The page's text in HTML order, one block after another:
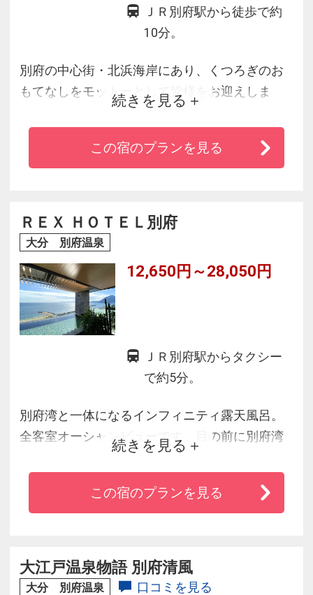
ＪＲ別府駅から徒歩で約
10分。
別府の中心街・北浜海岸にあり、くつろぎのお
もてなしをモットーとして皆様をお迎えしま
す。スパビーチに徒歩３分、駅に港に繁華街に
も近く大変便利です。落ち着いた広いロビーと
楽しいムードをつくってくれる客室、豪華な大
を用いた料理を提供しております。館内車イス
での移動が可能です。
続きを見る
この宿のプランを見る
ＲＥＸ ＨＯＴＥＬ別府
大分 別府温泉
12,650円～28,050円
ＪＲ別府駅からタクシー
で約5分。
別府湾と一体になるインフィニティ露天風呂。
全客室オーシャンビューです。目の前に別府湾
続きを見る
この宿のプランを見る
大江戸温泉物語 別府清風
大分 別府温泉 口コミを見る